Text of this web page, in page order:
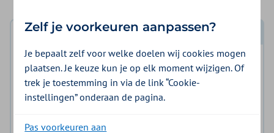
Log in en bekijk welke vergoeding en voorwaarden
voor u gelden.
Zelf je voorkeuren aanpassen?
Je bepaalt zelf voor welke doelen wij cookies mogen
plaatsen. Je keuze kun je op elk moment wijzigen. Of
trek je toestemming in via de link “Cookie-
instellingen” onderaan de pagina.
Pas voorkeuren aan